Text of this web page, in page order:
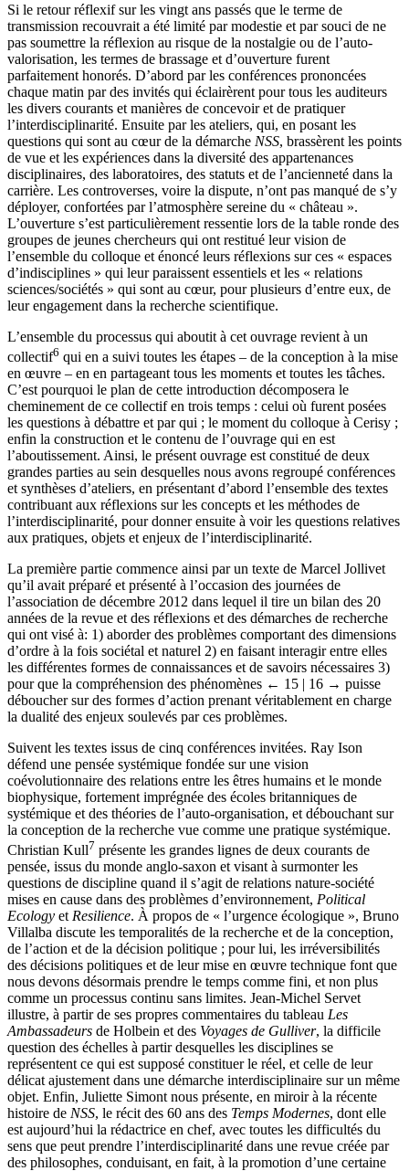
Si le retour réflexif sur les vingt ans passés que le terme de
transmission recouvrait a été limité par modestie et par souci de ne
pas soumettre la réflexion au risque de la nostalgie ou de l’auto-
valorisation, les termes de brassage et d’ouverture furent
parfaitement honorés. D’abord par les conférences prononcées
chaque matin par des invités qui éclairèrent pour tous les auditeurs
les divers courants et manières de concevoir et de pratiquer
l’interdisciplinarité. Ensuite par les ateliers, qui, en posant les
questions qui sont au cœur de la démarche NSS, brassèrent les points
de vue et les expériences dans la diversité des appartenances
disciplinaires, des laboratoires, des statuts et de l’ancienneté dans la
carrière. Les controverses, voire la dispute, n’ont pas manqué de s’y
déployer, confortées par l’atmosphère sereine du « château ».
L’ouverture s’est particulièrement ressentie lors de la table ronde des
groupes de jeunes chercheurs qui ont restitué leur vision de
l’ensemble du colloque et énoncé leurs réflexions sur ces « espaces
d’indisciplines » qui leur paraissent essentiels et les « relations
sciences/sociétés » qui sont au cœur, pour plusieurs d’entre eux, de
leur engagement dans la recherche scientifique.
L’ensemble du processus qui aboutit à cet ouvrage revient à un
collectif6 qui en a suivi toutes les étapes – de la conception à la mise
en œuvre – en en partageant tous les moments et toutes les tâches.
C’est pourquoi le plan de cette introduction décomposera le
cheminement de ce collectif en trois temps : celui où furent posées
les questions à débattre et par qui ; le moment du colloque à Cerisy ;
enfin la construction et le contenu de l’ouvrage qui en est
l’aboutissement. Ainsi, le présent ouvrage est constitué de deux
grandes parties au sein desquelles nous avons regroupé conférences
et synthèses d’ateliers, en présentant d’abord l’ensemble des textes
contribuant aux réflexions sur les concepts et les méthodes de
l’interdisciplinarité, pour donner ensuite à voir les questions relatives
aux pratiques, objets et enjeux de l’interdisciplinarité.
La première partie commence ainsi par un texte de Marcel Jollivet
qu’il avait préparé et présenté à l’occasion des journées de
l’association de décembre 2012 dans lequel il tire un bilan des 20
années de la revue et des réflexions et des démarches de recherche
qui ont visé à: 1) aborder des problèmes comportant des dimensions
d’ordre à la fois sociétal et naturel 2) en faisant interagir entre elles
les différentes formes de connaissances et de savoirs nécessaires 3)
pour que la compréhension des phénomènes ← 15 | 16 → puisse
déboucher sur des formes d’action prenant véritablement en charge
la dualité des enjeux soulevés par ces problèmes.
Suivent les textes issus de cinq conférences invitées. Ray Ison
défend une pensée systémique fondée sur une vision
coévolutionnaire des relations entre les êtres humains et le monde
biophysique, fortement imprégnée des écoles britanniques de
systémique et des théories de l’auto-organisation, et débouchant sur
la conception de la recherche vue comme une pratique systémique.
Christian Kull7 présente les grandes lignes de deux courants de
pensée, issus du monde anglo-saxon et visant à surmonter les
questions de discipline quand il s’agit de relations nature-société
mises en cause dans des problèmes d’environnement, Political
Ecology et Resilience. À propos de « l’urgence écologique », Bruno
Villalba discute les temporalités de la recherche et de la conception,
de l’action et de la décision politique ; pour lui, les irréversibilités
des décisions politiques et de leur mise en œuvre technique font que
nous devons désormais prendre le temps comme fini, et non plus
comme un processus continu sans limites. Jean-Michel Servet
illustre, à partir de ses propres commentaires du tableau Les
Ambassadeurs de Holbein et des Voyages de Gulliver, la difficile
question des échelles à partir desquelles les disciplines se
représentent ce qui est supposé constituer le réel, et celle de leur
délicat ajustement dans une démarche interdisciplinaire sur un même
objet. Enfin, Juliette Simont nous présente, en miroir à la récente
histoire de NSS, le récit des 60 ans des Temps Modernes, dont elle
est aujourd’hui la rédactrice en chef, avec toutes les difficultés du
sens que peut prendre l’interdisciplinarité dans une revue créée par
des philosophes, conduisant, en fait, à la promotion d’une certaine